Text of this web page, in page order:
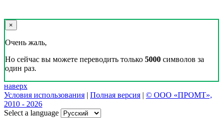
×
Очень жаль,
Но сейчас вы можете переводить только 5000 символов за
один раз.
наверх
Условия использования | Полная версия | © ООО «ПРОМТ»,
2010 - 2026
Select a language